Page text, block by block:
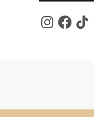
InstagramFacebook
TikTok